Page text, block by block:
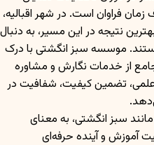
فراوان است. در شهر اقبالیه،
نتیجه در این مسیر، به دنبال
موسسه سبز انگشتی با درک
از خدمات نگارش و مشاوره
علمی، تضمین کیفیت، شفافیت در
سبز انگشتی، به معنای
آموزش و آینده حرفه‌ای